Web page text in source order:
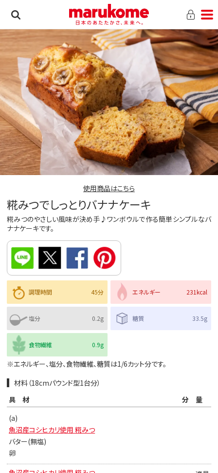
使用商品はこちら
糀みつでしっとりバナナケーキ
糀みつのやさしい風味が決め手♪ワンボウルで作る簡単シンプルなバ
ナナケーキです。
調理時間 45分 エネルギー 231kcal
塩分 0.2g 糖質 33.5g
食物繊維 0.9g
※エネルギー、塩分、食物繊維、糖質は1/6カット分です。
材料（18cmパウンド型1台分）
具材
分量
(a)
魚沼産コシヒカリ使用 糀みつ
バター(無塩)
卵